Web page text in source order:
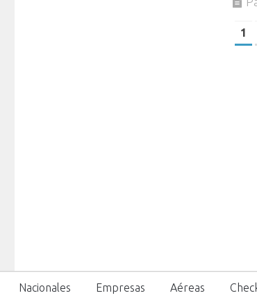
1
Nacionales Empresas Aéreas